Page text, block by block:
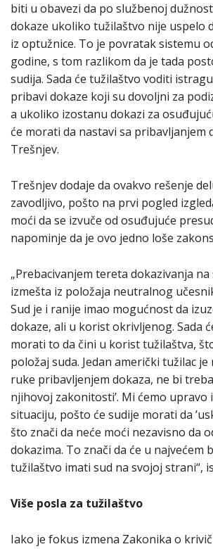
biti u obavezi da po službenoj
dokaze ukoliko tužilaštvo nije uspelo
iz optužnice. To je povratak sistemu
godine, s tom razlikom da je tada
sudija. Sada će tužilaštvo voditi
pribavi dokaze koji su dovoljni za
a ukoliko izostanu dokazi za
će morati da nastavi sa pribavljanjem
Trešnjev.
Trešnjev dodaje da ovakvo rešenje
zavodljivo, pošto na prvi pogled
moći da se izvuče od osuđujuće
napominje da je ovo jedno loše
„Prebacivanjem tereta dokazivanja na
izmešta iz položaja neutralnog
Sud je i ranije imao mogućnost da
dokaze, ali u korist okrivljenog. Sada
morati to da čini u korist tužilaštva,
položaj suda. Jedan američki tužilac je
ruke pribavljenjem dokaza, ne bi
njihovoj zakonitosti’. Mi ćemo upravo
situaciju, pošto će sudije morati da
što znači da neće moći nezavisno da
dokazima. To znači da će u najvećem
tužilaštvo imati sud na svojoj strani“,
Više posla za tužilaštvo
Iako je fokus izmena Zakonika o